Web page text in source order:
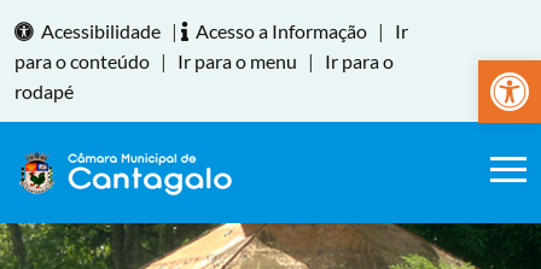
Abrir
Acessibilidade | Acesso a Informação |
Ir
para o conteúdo | Ir para o menu |
Ir para o
rodapé